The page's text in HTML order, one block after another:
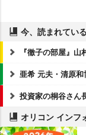
今、読まれてい
『徹子の部屋』
亜希 元夫・清原
投資家の桐谷さん
オリコン インフ